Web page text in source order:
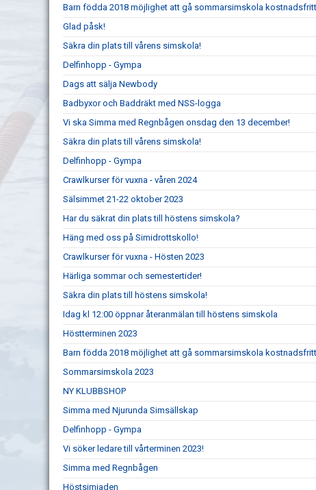
Barn födda 2018 möjlighet att gå sommarsimskola
Glad påsk!
Säkra din plats till vårens simskola!
Delfinhopp - Gympa
Dags att sälja Newbody
Badbyxor och Baddräkt med NSS-logga
Vi ska Simma med Regnbågen onsdag den 13 december!
Säkra din plats till vårens simskola!
Delfinhopp - Gympa
Crawlkurser för vuxna - våren 2024
Sälsimmet 21-22 oktober 2023
Har du säkrat din plats till höstens simskola?
Häng med oss på Simidrottskollo!
Crawlkurser för vuxna - Hösten 2023
Härliga sommar och semestertider!
Säkra din plats till höstens simskola!
Idag kl 12:00 öppnar återanmälan till höstens simskola
Höstterminen 2023
Barn födda 2018 möjlighet att gå sommarsimskola
Sommarsimskola 2023
NY KLUBBSHOP
Simma med Njurunda Simsällskap
Delfinhopp - Gympa
Vi söker ledare till vårterminen 2023!
Simma med Regnbågen
Höstsimiaden